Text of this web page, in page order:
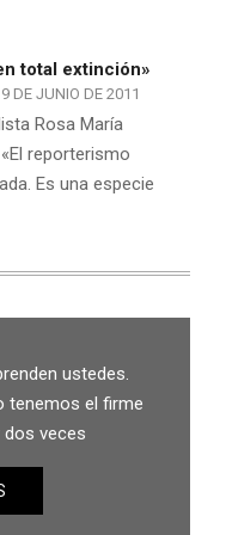
total extinción»
DE JUNIO DE 2011
Rosa María
reporterismo
Es una especie
ustedes.
tenemos el firme
veces